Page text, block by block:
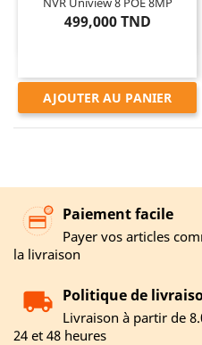
499,000 TND
AJOUTER AU PANIER
Paiement facile
Payer vos articles
la livraison
Politique de
Livraison à partir de
24 et 48 heures